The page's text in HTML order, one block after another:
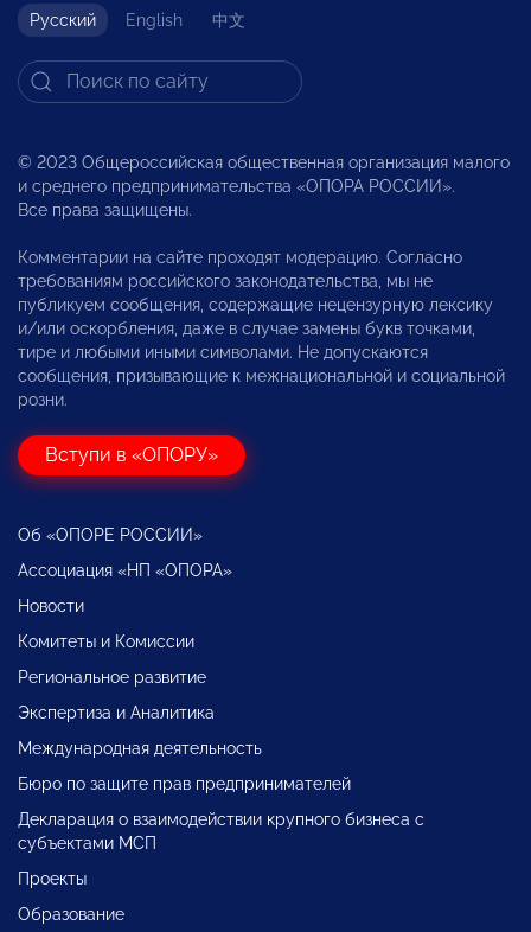
Русский English 中文
© 2023 Общероссийская общественная организация малого
и среднего предпринимательства «ОПОРА РОССИИ».
Все права защищены.
Комментарии на сайте проходят модерацию. Согласно
требованиям российского законодательства, мы не
публикуем сообщения, содержащие нецензурную лексику
и/или оскорбления, даже в случае замены букв точками,
тире и любыми иными символами. Не допускаются
сообщения, призывающие к межнациональной и социальной
розни.
Вступи в «ОПОРУ»
Об «ОПОРЕ РОССИИ»
Ассоциация «НП «ОПОРА»
Новости
Комитеты и Комиссии
Региональное развитие
Экспертиза и Аналитика
Международная деятельность
Бюро по защите прав предпринимателей
Декларация о взаимодействии крупного бизнеса с
субъектами МСП
Проекты
Образование